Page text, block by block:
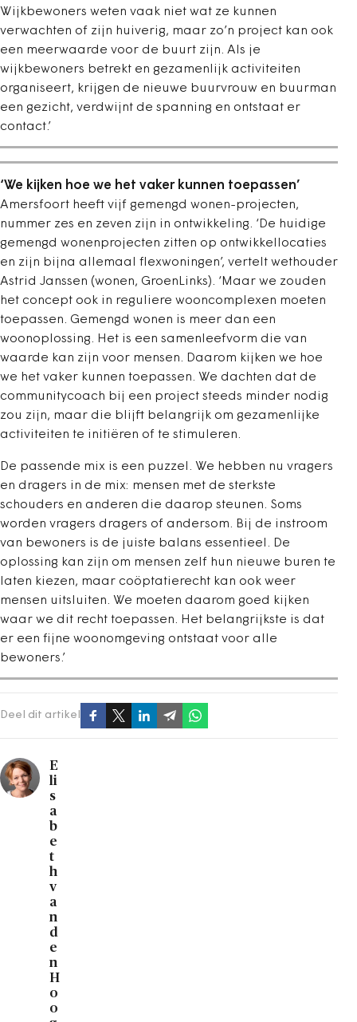
Wijkbewoners weten vaak niet wat ze kunnen
verwachten of zijn huiverig, maar zo’n project kan ook
een meerwaarde voor de buurt zijn. Als je
wijkbewoners betrekt en gezamenlijk activiteiten
organiseert, krijgen de nieuwe buurvrouw en buurman
een gezicht, verdwijnt de spanning en ontstaat er
contact.’
‘We kijken hoe we het vaker kunnen toepassen’
Amersfoort heeft vijf gemengd wonen-projecten,
nummer zes en zeven zijn in ontwikkeling. ‘De huidige
gemengd wonenprojecten zitten op ontwikkellocaties
en zijn bijna allemaal flexwoningen’, vertelt wethouder
Astrid Janssen (wonen, GroenLinks). ‘Maar we zouden
het concept ook in reguliere wooncomplexen moeten
toepassen. Gemengd wonen is meer dan een
woonoplossing. Het is een samenleefvorm die van
waarde kan zijn voor mensen. Daarom kijken we hoe
we het vaker kunnen toepassen. We dachten dat de
communitycoach bij een project steeds minder nodig
zou zijn, maar die blijft belangrijk om gezamenlijke
activiteiten te initiëren of te stimuleren.
De passende mix is een puzzel. We hebben nu vragers
en dragers in de mix: mensen met de sterkste
schouders en anderen die daarop steunen. Soms
worden vragers dragers of andersom. Bij de instroom
van bewoners is de juiste balans essentieel. De
oplossing kan zijn om mensen zelf hun nieuwe buren te
laten kiezen, maar coöptatierecht kan ook weer
mensen uitsluiten. We moeten daarom goed kijken
waar we dit recht toepassen. Het belangrijkste is dat
er een fijne woonomgeving ontstaat voor alle
bewoners.’
Deel dit artikel
E
li
s
a
b
e
t
h
v
a
n
d
e
n
H
o
o